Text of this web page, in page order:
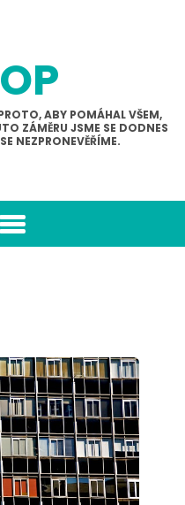
ABY POMÁHAL VŠEM,
ZÁMĚRU JSME SE DODNES
NEZPRONEVĚŘÍME.